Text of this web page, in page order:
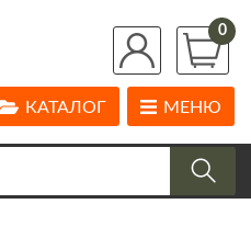
0
МЕНЮ
КАТАЛОГ